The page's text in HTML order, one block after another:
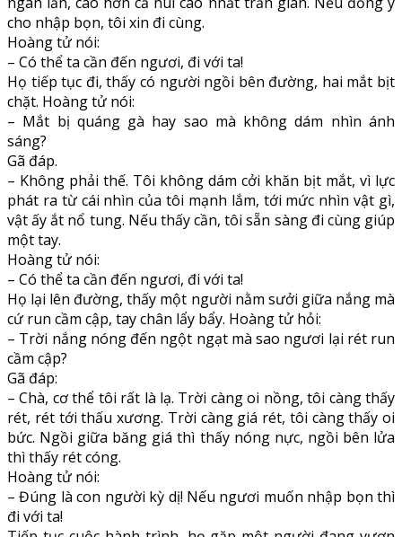
cho nhập bọn, tôi xin đi cùng.
Hoàng tử nói:
– Có thể ta cần đến ngươi, đi với ta!
Họ tiếp tục đi, thấy có người ngồi bên đường, hai mắt bịt
chặt. Hoàng tử nói:
– Mắt bị quáng gà hay sao mà không dám nhìn ánh
sáng?
Gã đáp.
– Không phải thế. Tôi không dám cởi khăn bịt mắt, vì lực
phát ra từ cái nhìn của tôi mạnh lắm, tới mức nhìn vật gì,
vật ấy ắt nổ tung. Nếu thấy cần, tôi sẵn sàng đi cùng giúp
một tay.
Hoàng tử nói:
– Có thể ta cần đến ngươi, đi với ta!
Họ lại lên đường, thấy một người nằm sưởi giữa nắng mà
cứ run cầm cập, tay chân lẩy bẩy. Hoàng tử hỏi:
– Trời nắng nóng đến ngột ngạt mà sao ngươi lại rét run
cầm cập?
Gã đáp:
– Chà, cơ thể tôi rất là lạ. Trời càng oi nồng, tôi càng thấy
rét, rét tới thấu xương. Trời càng giá rét, tôi càng thấy oi
bức. Ngồi giữa băng giá thì thấy nóng nực, ngồi bên lửa
thì thấy rét cóng.
Hoàng tử nói:
– Đúng là con người kỳ dị! Nếu ngươi muốn nhập bọn thì
đi với ta!